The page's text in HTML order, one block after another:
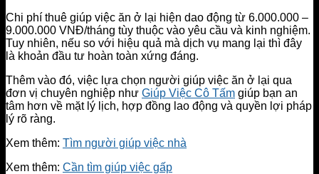
Chi phí thuê giúp việc ăn ở lại hiện dao động từ 6.000.000 –
9.000.000 VNĐ/tháng tùy thuộc vào yêu cầu và kinh nghiệm.
Tuy nhiên, nếu so với hiệu quả mà dịch vụ mang lại thì đây
là khoản đầu tư hoàn toàn xứng đáng.
Thêm vào đó, việc lựa chọn người giúp việc ăn ở lại qua
đơn vị chuyên nghiệp như Giúp Việc Cô Tấm giúp bạn an
tâm hơn về mặt lý lịch, hợp đồng lao động và quyền lợi pháp
lý rõ ràng.
Xem thêm: Tìm người giúp việc nhà
Xem thêm: Cần tìm giúp việc gấp